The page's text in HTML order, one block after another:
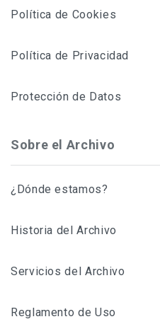
Política de Cookies
Política de Privacidad
Protección de Datos
Sobre el Archivo
¿Dónde estamos?
Historia del Archivo
Servicios del Archivo
Reglamento de Uso